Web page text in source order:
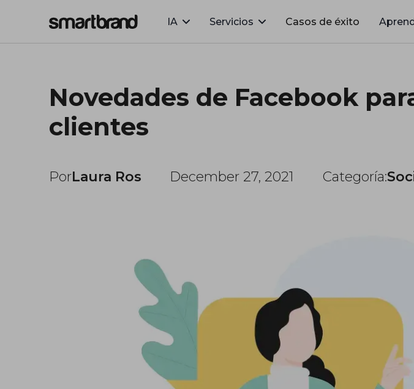
IA Servicios Casos de éxito
Novedades de Facebook
clientes
PorLaura Ros December 27, 2021 Categoría: